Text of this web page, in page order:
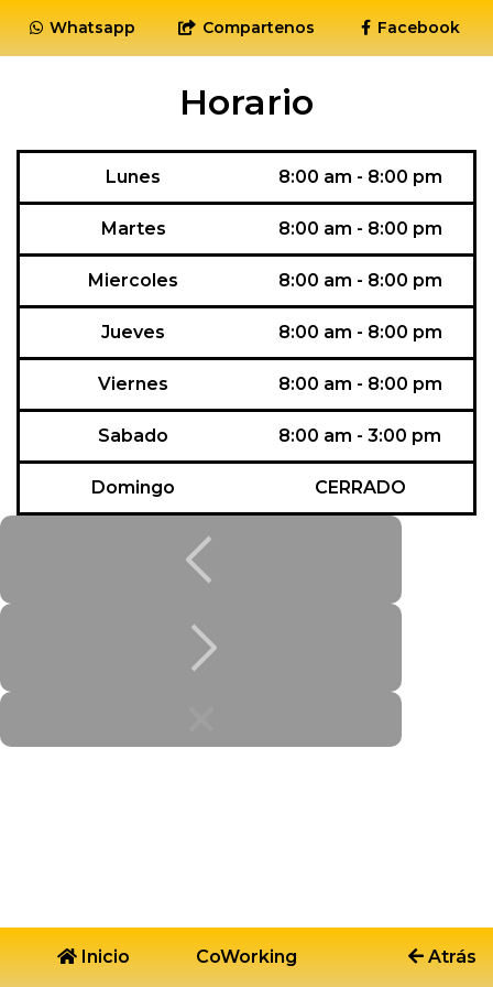
Whatsapp Compartenos Facebook
Horario
Lunes 8:00 am - 8:00 pm
Martes 8:00 am - 8:00 pm
Miercoles 8:00 am - 8:00 pm
Jueves 8:00 am - 8:00 pm
Viernes 8:00 am - 8:00 pm
Sabado 8:00 am - 3:00 pm
Domingo CERRADO
Inicio CoWorking Atrás